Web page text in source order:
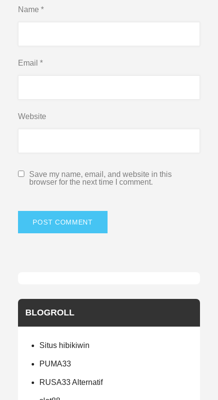
Name*
Email*
Website
Save my name, email, and website in this
browser for the next time I comment.
BLOGROLL
Situs hibikiwin
PUMA33
RUSA33 Alternatif